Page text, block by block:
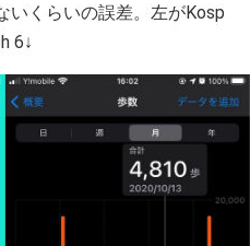
いくらいの誤差。左がKosp
6↓